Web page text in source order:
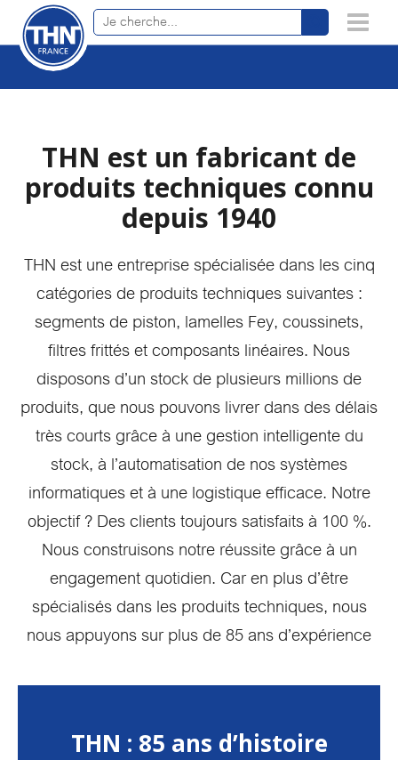
THN est un fabricant de
produits techniques connu
depuis 1940
THN est une entreprise spécialisée dans les cinq
catégories de produits techniques suivantes :
segments de piston, lamelles Fey, coussinets,
filtres frittés et composants linéaires. Nous
disposons d’un stock de plusieurs millions de
produits, que nous pouvons livrer dans des délais
très courts grâce à une gestion intelligente du
stock, à l’automatisation de nos systèmes
informatiques et à une logistique efficace. Notre
objectif ? Des clients toujours satisfaits à 100 %.
Nous construisons notre réussite grâce à un
engagement quotidien. Car en plus d’être
spécialisés dans les produits techniques, nous
nous appuyons sur plus de 85 ans d’expérience
THN : 85 ans d’histoire
×
Recherche de produits en ligne